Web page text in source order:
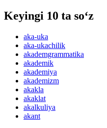
Keyingi 10 ta so‘z
aka-uka
aka-ukachilik
akademgrammatika
akademik
akademiya
akademizm
akakla
akaklat
akalkuliya
akant